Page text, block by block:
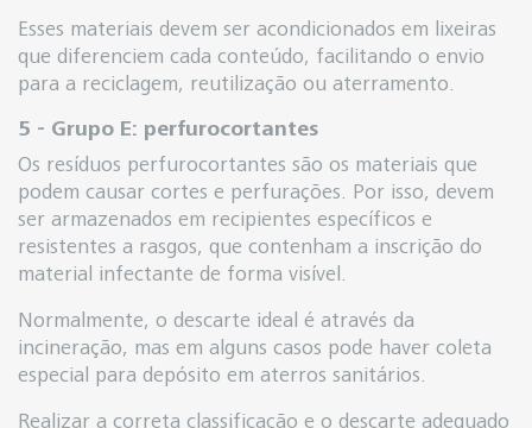
Esses materiais devem ser acondicionados em lixeiras
que diferenciem cada conteúdo, facilitando o envio
para a reciclagem, reutilização ou aterramento.
5 - Grupo E: perfurocortantes
Os resíduos perfurocortantes são os materiais que
podem causar cortes e perfurações. Por isso, devem
ser armazenados em recipientes específicos e
resistentes a rasgos, que contenham a inscrição do
material infectante de forma visível.
Normalmente, o descarte ideal é através da
incineração, mas em alguns casos pode haver coleta
especial para depósito em aterros sanitários.
Realizar a correta classificação e o descarte adequado